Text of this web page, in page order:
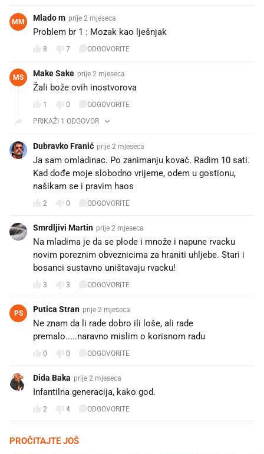
MM Mlado m prije 2 mjeseca
Problem br 1 : Mozak kao lješnjak
8 7 ODGOVORITE
MS Make Sake prije 2 mjeseca
Žali bože ovih inostvorova
1 0
ODGOVORITE
PRIKAŽI 1 ODGOVOR
Dubravko Franić prije 2 mjeseca
Ja sam omladinac. Po zanimanju kovač. Radim 10 sati.
Kad dođe moje slobodno vrijeme, odem u gostionu,
našikam se i pravim haos
2 0 ODGOVORITE
Smrdljivi Martin prije 2 mjeseca
Na mladima je da se plode i množe i napune rvacku
novim poreznim obveznicima za hraniti uhljebe. Stari i
bosanci sustavno uništavaju rvacku!
3 3 ODGOVORITE
PS Putica Stran prije 2 mjeseca
Ne znam da li rade dobro ili loše, ali rade
premalo.....naravno mislim o korisnom radu
0 0 ODGOVORITE
Dida Baka prije 2 mjeseca
Infantilna generacija, kako god.
2 4 ODGOVORITE
PROČITAJTE JOŠ